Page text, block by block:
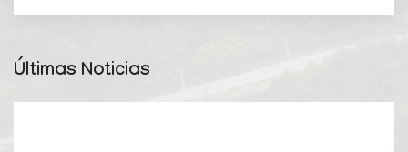
Últimas Noticias